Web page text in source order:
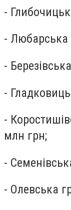
-
-
-
-
-
млн грн;
-
- Олевська